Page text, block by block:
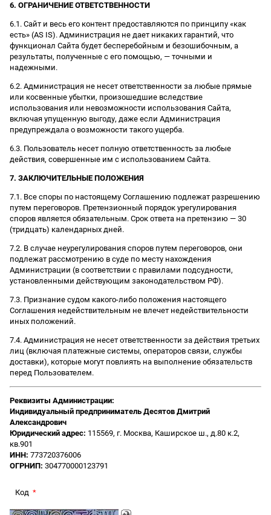
6. ОГРАНИЧЕНИЕ ОТВЕТСТВЕННОСТИ
6.1. Сайт и весь его контент предоставляются по принципу «как
есть» (AS IS). Администрация не дает никаких гарантий, что
функционал Сайта будет бесперебойным и безошибочным, а
результаты, полученные с его помощью, — точными и
надежными.
6.2. Администрация не несет ответственности за любые прямые
или косвенные убытки, произошедшие вследствие
использования или невозможности использования Сайта,
включая упущенную выгоду, даже если Администрация
предупреждала о возможности такого ущерба.
6.3. Пользователь несет полную ответственность за любые
действия, совершенные им с использованием Сайта.
7. ЗАКЛЮЧИТЕЛЬНЫЕ ПОЛОЖЕНИЯ
7.1. Все споры по настоящему Соглашению подлежат разрешению
путем переговоров. Претензионный порядок урегулирования
споров является обязательным. Срок ответа на претензию — 30
(тридцать) календарных дней.
7.2. В случае неурегулирования споров путем переговоров, они
подлежат рассмотрению в суде по месту нахождения
Администрации (в соответствии с правилами подсудности,
установленными действующим законодательством РФ).
7.3. Признание судом какого-либо положения настоящего
Соглашения недействительным не влечет недействительности
иных положений.
7.4. Администрация не несет ответственности за действия третьих
лиц (включая платежные системы, операторов связи, службы
доставки), которые могут повлиять на выполнение обязательств
перед Пользователем.
Реквизиты Администрации:
Индивидуальный предприниматель Десятов Дмитрий
Александрович
Юридический адрес: 115569, г. Москва, Каширское ш., д.80 к.2,
кв.901
ИНН: 773720376006
ОГРНИП: 304770000123791
Код